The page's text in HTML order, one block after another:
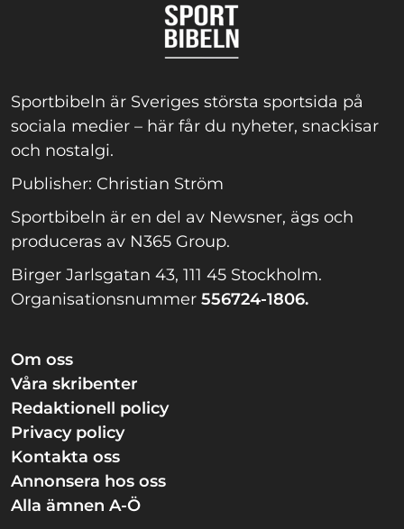
Sportbibeln är Sveriges största sportsida på
sociala medier – här får du nyheter, snackisar
och nostalgi.
Publisher: Christian Ström
Sportbibeln är en del av Newsner, ägs och
produceras av N365 Group.
Birger Jarlsgatan 43, 111 45 Stockholm.
Organisationsnummer 556724-1806.
Om oss
Våra skribenter
Redaktionell policy
Privacy policy
Kontakta oss
Annonsera hos oss
Alla ämnen A-Ö